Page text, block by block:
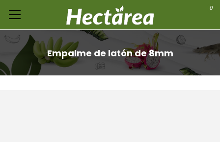
0
Empalme de latón de 8mm